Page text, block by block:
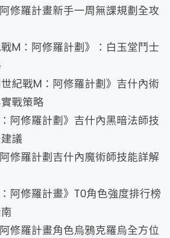
修羅計畫新手一周無課規劃全攻
M：阿修羅計劃》：白玉堂鬥士
紀戰M：阿修羅計劃》吉什內術
戰策略
阿修羅計劃》吉什內黑暗法師技
議
修羅計劃吉什內魔術師技能詳解
阿修羅計畫》T0角色強度排行榜
修羅計畫角色烏鴉克羅烏全方位